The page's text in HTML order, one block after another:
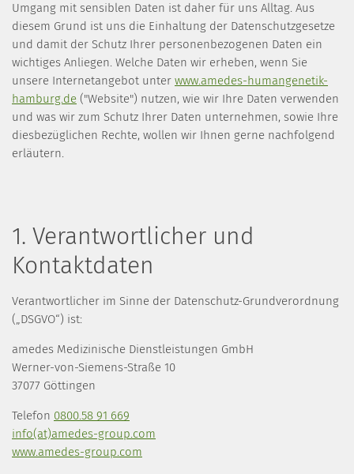
Umgang mit sensiblen Daten ist daher für uns Alltag. Aus
diesem Grund ist uns die Einhaltung der Datenschutzgesetze
und damit der Schutz Ihrer personenbezogenen Daten ein
wichtiges Anliegen. Welche Daten wir erheben, wenn Sie
unsere Internetangebot unter www.amedes-humangenetik-
hamburg.de ("Website") nutzen, wie wir Ihre Daten verwenden
und was wir zum Schutz Ihrer Daten unternehmen, sowie Ihre
diesbezüglichen Rechte, wollen wir Ihnen gerne nachfolgend
erläutern.
1. Verantwortlicher und
Kontaktdaten
Verantwortlicher im Sinne der Datenschutz-Grundverordnung
(„DSGVO“) ist:
amedes Medizinische Dienstleistungen GmbH
Werner-von-Siemens-Straße 10
37077 Göttingen
Telefon 0800.58 91 669
info(at)amedes-group.com
www.amedes-group.com